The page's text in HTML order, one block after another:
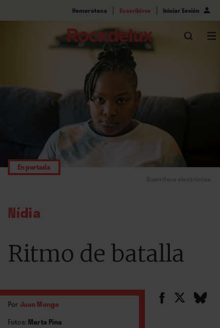
Hemeroteca Suscribirse Iniciar Sesión
Guerrillera electrónica.
En portada
Nídia
Ritmo de batalla
Por Juan Monge
Fotos: Marta Pina